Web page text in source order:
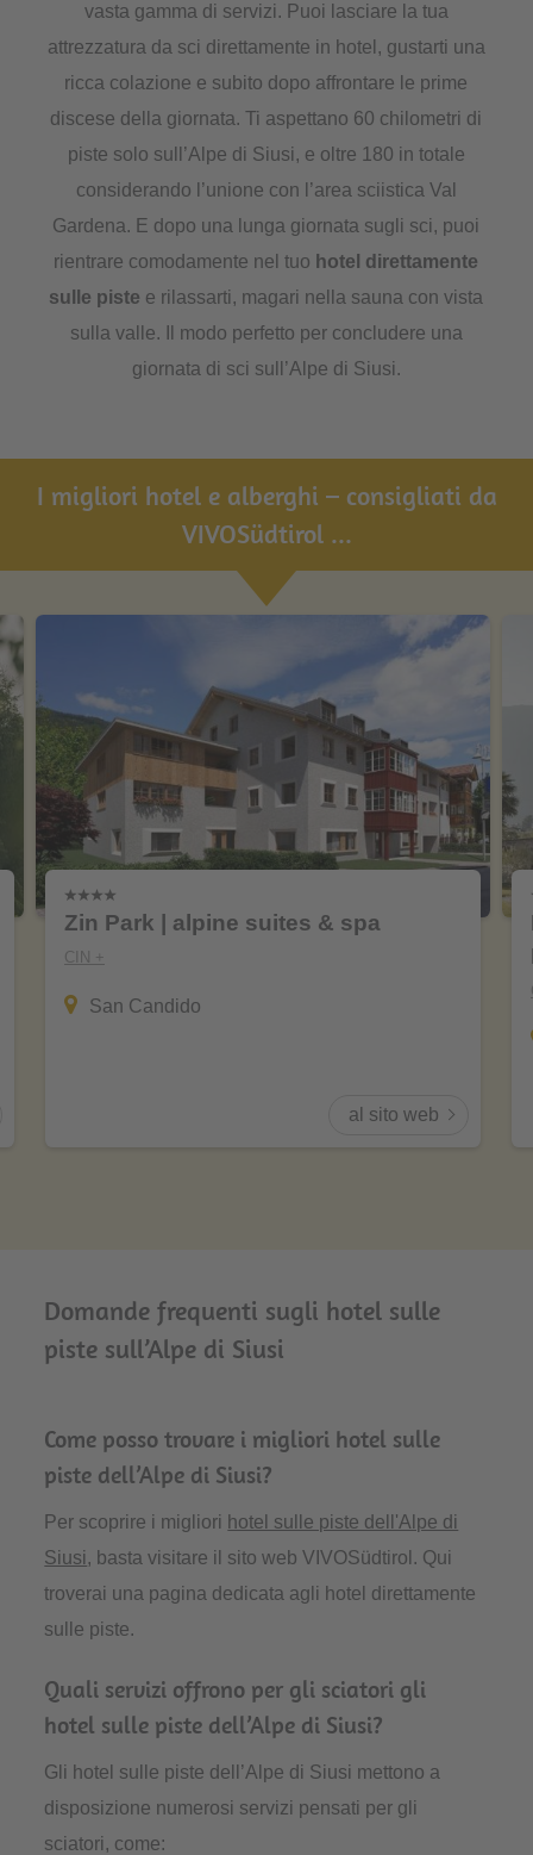
vasta gamma di servizi. Puoi lasciare la tua
attrezzatura da sci direttamente in hotel, gustarti una
ricca colazione e subito dopo affrontare le prime
discese della giornata. Ti aspettano 60 chilometri di
piste solo sull’Alpe di Siusi, e oltre 180 in totale
considerando l’unione con l’area sciistica Val
Gardena. E dopo una lunga giornata sugli sci, puoi
rientrare comodamente nel tuo hotel direttamente
sulle piste e rilassarti, magari nella sauna con vista
sulla valle. Il modo perfetto per concludere una
giornata di sci sull’Alpe di Siusi.
I migliori hotel e alberghi – consigliati da
VIVOSüdtirol ...
Zin Park | alpine suites & spa
CIN +
San Candido
al sito web
Domande frequenti sugli hotel sulle
piste sull’Alpe di Siusi
Come posso trovare i migliori hotel sulle
piste dell’Alpe di Siusi?
Per scoprire i migliori hotel sulle piste dell'Alpe di
Siusi, basta visitare il sito web VIVOSüdtirol. Qui
troverai una pagina dedicata agli hotel direttamente
sulle piste.
Quali servizi offrono per gli sciatori gli
hotel sulle piste dell’Alpe di Siusi?
Gli hotel sulle piste dell’Alpe di Siusi mettono a
disposizione numerosi servizi pensati per gli
sciatori, come: